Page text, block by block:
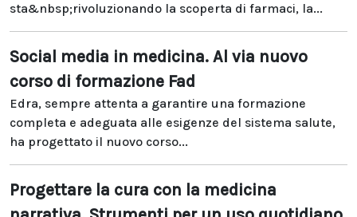
sta&nbsp;rivoluzionando la scoperta di farmaci, la...
Social media in medicina. Al via nuovo
corso di formazione Fad
Edra, sempre attenta a garantire una formazione
completa e adeguata alle esigenze del sistema salute,
ha progettato il nuovo corso...
Progettare la cura con la medicina